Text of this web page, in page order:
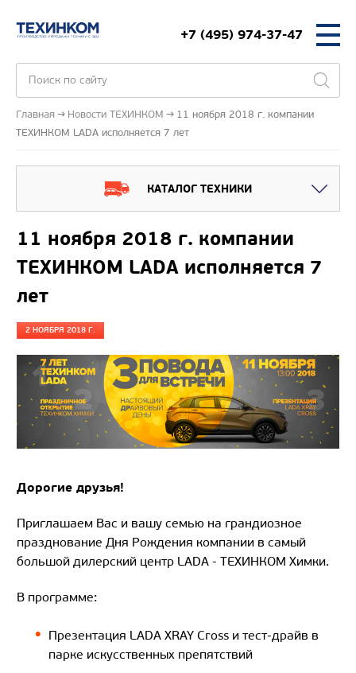
+7 (495) 974-37-47
Главная Новости ТЕХИНКОМ
11 ноября 2018 г. компании
ТЕХИНКОМ LADA исполняется 7 лет
КАТАЛОГ ТЕХНИКИ
11 ноября 2018 г. компании
ТЕХИНКОМ LADA исполняется 7
лет
2 НОЯБРЯ 2018 Г.
Дорогие друзья!
Приглашаем Вас и вашу семью на грандиозное
празднование Дня Рождения компании в самый
большой дилерский центр LADA - ТЕХИНКОМ Химки.
В программе:
Презентация LADA XRAY Cross и тест-драйв в
парке искусственных препятствий